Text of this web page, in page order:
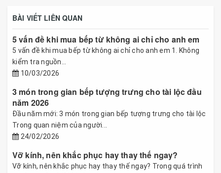
BÀI VIẾT LIÊN QUAN
5 vấn đề khi mua bếp từ không ai chỉ cho anh em
5 vấn đề khi mua bếp từ không ai chỉ cho anh em 1. Không
kiểm tra nguồn...
10/03/2026
3 món trong gian bếp tượng trưng cho tài lộc đầu
năm 2026
Đầu năm mới: 3 món trong gian bếp tượng trưng cho tài lộc
Trong quan niệm của người...
24/02/2026
Vỡ kính, nên khắc phục hay thay thế ngay?
Vỡ kính, nên khắc phục hay thay thế ngay? Trong quá trình